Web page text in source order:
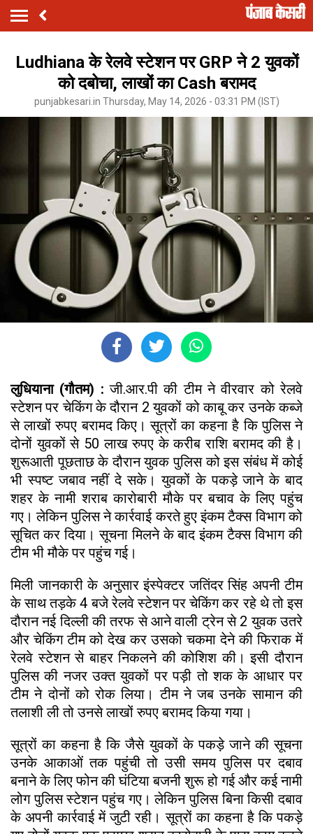
Ludhiana के रेलवे स्टेशन पर GRP ने 2 युवकों
को दबोचा, लाखों का Cash बरामद
punjabkesari.in Thursday, May 14, 2026 - 03:31 PM (IST)
लुधियाना (गौतम) :जी.आर.पी की टीम ने वीरवार को रेलवे
स्टेशन पर चेकिंग के दौरान 2 युवकों को काबू कर उनके कब्जे
से लाखों रुपए बरामद किए। सूत्रों का कहना है कि पुलिस ने
दोनों युवकों से 50 लाख रुपए के करीब राशि बरामद की है।
शुरूआती पूछताछ के दौरान युवक पुलिस को इस संबंध में कोई
भी स्पष्ट जबाव नहीं दे सके। युवकों के पकड़े जाने के बाद
शहर के नामी शराब कारोबारी मौके पर बचाव के लिए पहुंच
गए। लेकिन पुलिस ने कार्रवाई करते हुए इंकम टैक्स विभाग को
सूचित कर दिया। सूचना मिलने के बाद इंकम टैक्स विभाग की
टीम भी मौके पर पहुंच गई।
मिली जानकारी के अनुसार इंस्पेक्टर जतिंदर सिंह अपनी टीम
के साथ तड़के 4 बजे रेलवे स्टेशन पर चेकिंग कर रहे थे तो इस
दौरान नई दिल्ली की तरफ से आने वाली ट्रेन से 2 युवक उतरे
और चेकिंग टीम को देख कर उसको चकमा देने की फिराक में
रेलवे स्टेशन से बाहर निकलने की कोशिश की। इसी दौरान
पुलिस की नजर उक्त युवकों पर पड़ी तो शक के आधार पर
टीम ने दोनों को रोक लिया। टीम ने जब उनके सामान की
तलाशी ली तो उनसे लाखों रुपए बरामद किया गया।
सूत्रों का कहना है कि जैसे युवकों के पकड़े जाने की सूचना
उनके आकाओं तक पहुंची तो उसी समय पुलिस पर दबाव
बनाने के लिए फोन की घंटिया बजनी शुरू हो गई और कई नामी
लोग पुलिस स्टेशन पहुंच गए। लेकिन पुलिस बिना किसी दबाव
के अपनी कार्रवाई में जुटी रही। सूत्रों का कहना है कि पकड़े